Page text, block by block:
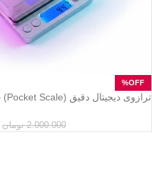
2.000.000 تومان